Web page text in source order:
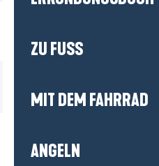
ZU FUSS
MIT DEM FAHRRAD
ANGELN
écoresponsable